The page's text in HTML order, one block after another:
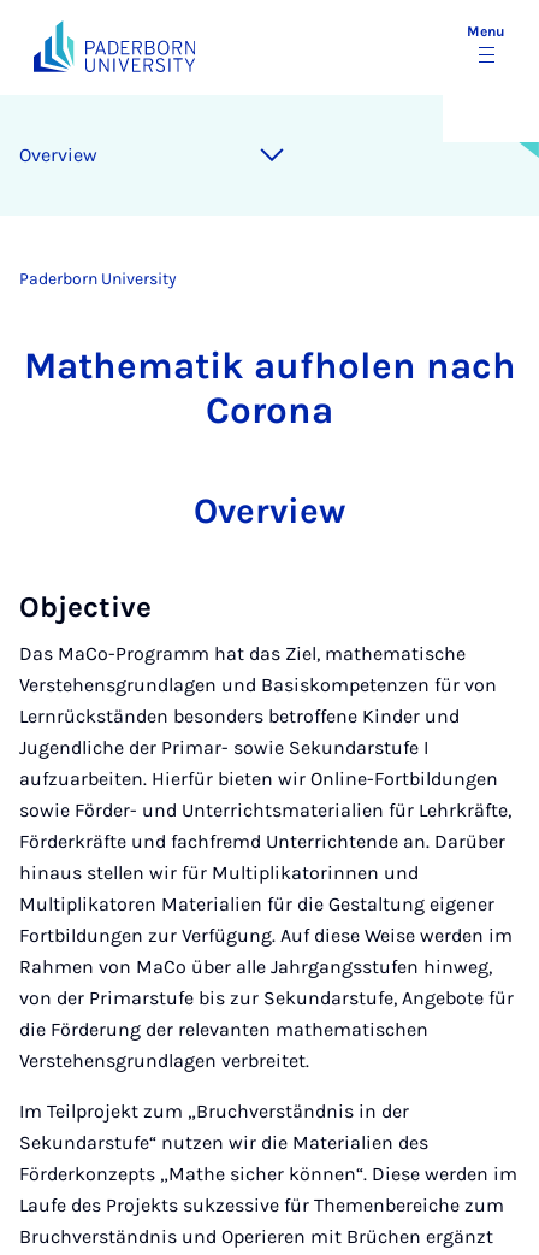
Menu
Overview
Paderborn University
Mathematik aufholen nach
Corona
Overview
Objective
Das MaCo-Programm hat das Ziel, mathematische
Verstehensgrundlagen und Basiskompetenzen für von
Lernrückständen besonders betroffene Kinder und
Jugendliche der Primar- sowie Sekundarstufe I
aufzuarbeiten. Hierfür bieten wir Online-Fortbildungen
sowie Förder- und Unterrichtsmaterialien für Lehrkräfte,
Förderkräfte und fachfremd Unterrichtende an. Darüber
hinaus stellen wir für Multiplikatorinnen und
Multiplikatoren Materialien für die Gestaltung eigener
Fortbildungen zur Verfügung. Auf diese Weise werden im
Rahmen von MaCo über alle Jahrgangsstufen hinweg,
von der Primarstufe bis zur Sekundarstufe, Angebote für
die Förderung der relevanten mathematischen
Verstehensgrundlagen verbreitet.
Im Teilprojekt zum „Bruchverständnis in der
Sekundarstufe“ nutzen wir die Materialien des
Förderkonzepts „Mathe sicher können“. Diese werden im
Laufe des Projekts sukzessive für Themenbereiche zum
Bruchverständnis und Operieren mit Brüchen ergänzt